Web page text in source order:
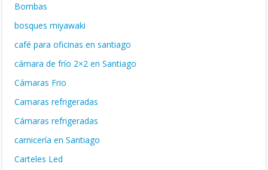
Bombas
bosques miyawaki
café para oficinas en santiago
cámara de frío 2×2 en Santiago
Cámaras Frio
Camaras refrigeradas
Cámaras refrigeradas
carnicería en Santiago
Carteles Led